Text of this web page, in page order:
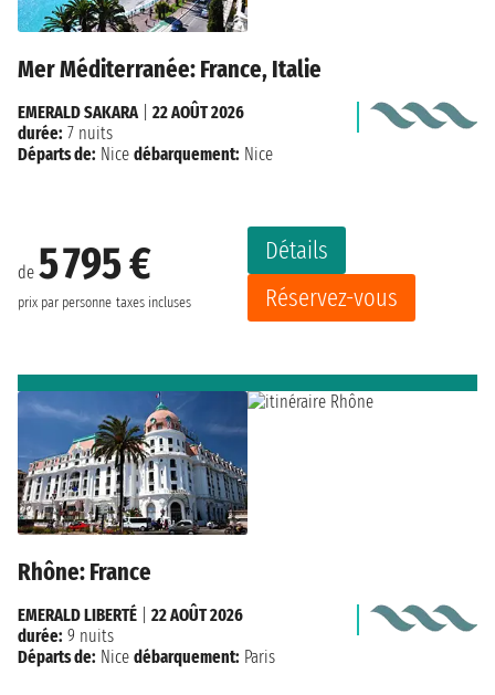
Mer Méditerranée: France, Italie
de 5 795 €
prix par personne taxes incluses
Détails
Réservez-vous
EMERALD SAKARA| 22 AOÛT 2026
durée: 7 nuits
Départs de: Nice débarquement: Nice
Rhône: France
EMERALD LIBERTÉ
22 AOÛT 2026
durée: 9 nuits
Départs de: Nice débarquement: Paris